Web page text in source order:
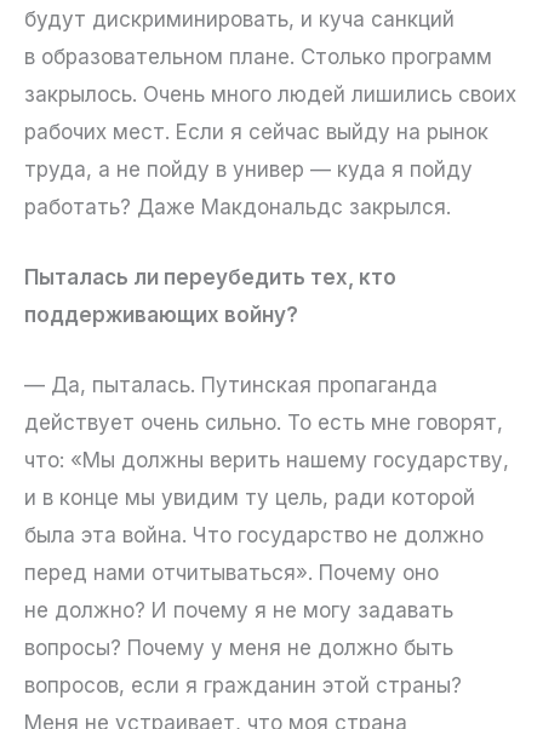
будут дискриминировать, и куча санкций
в образовательном плане. Столько программ
закрылось. Очень много людей лишились своих
рабочих мест. Если я сейчас выйду на рынок
труда, а не пойду в универ — куда я пойду
работать? Даже Макдональдс закрылся.
Пыталась ли переубедить тех, кто
поддерживающих войну?
— Да, пыталась. Путинская пропаганда
действует очень сильно. То есть мне говорят,
что: «Мы должны верить нашему государству,
и в конце мы увидим ту цель, ради которой
была эта война. Что государство не должно
перед нами отчитываться». Почему оно
не должно? И почему я не могу задавать
вопросы? Почему у меня не должно быть
вопросов, если я гражданин этой страны?
Меня не устраивает, что моя страна